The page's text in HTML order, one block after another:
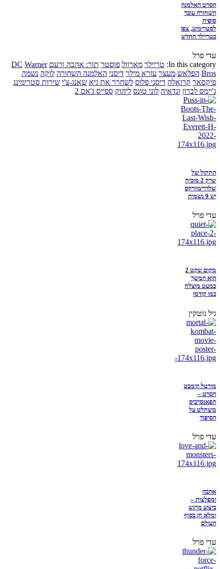
הסרט האלמנה
השחורה עובר
סופית
לסטרימינג, צפו
בטריילר החדש
עדי פרל
In this category: טריילר מארוול פוסטר תור: אהבה ורעם DC Warner
Bros הפלאש מעצר עזרא מילר דיסני האלמנה השחורה לוקה נשמה
פיקסאר קרואלה דיסני פלוס לשחרר את גיא שאנג-צ'י שירות סטרימינג
ג'יימס לברון זנדאיה לוני טונס ליהוק ספייס ג'אם 2
החתול של
שרק 2 מוכיח
שלדרימוורקס
יש 9 נשמות
עדי פרל
מקום שקט 2
הוא המשך
כמעט מוצלח
כמו קודמו
גיל גוטקין
מורטל קומבט
הסרט –
הפאנסרביס
משתלט על
הסיפור
עדי פרל
אהבה
ומפלצות –
ביצוע מרגש
ומלא חן בסוף
העולם
עדי פרל